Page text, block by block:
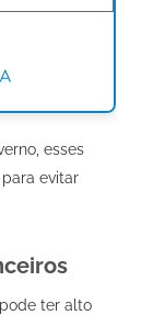
esses
evitar
ter alto